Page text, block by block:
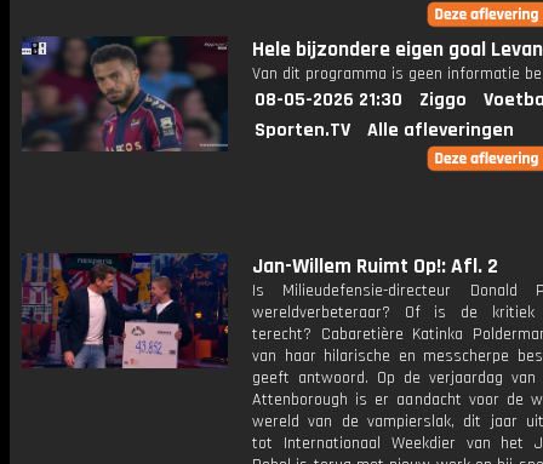
Hele bijzondere eigen goal
Van dit programma is geen informatie
08-05-2026 21:30 Ziggo
Sporten.TV
Alle afleveringen
Jan-Willem Ruimt Op!: Afl. 2
Is Milieudefensie-directeur Donald
wereldverbeteraar? Of is de
terecht? Cabaretière Katinka
van haar hilarische en messcherpe
geeft antwoord. Op de verjaardag van
Attenborough is er aandacht voor de
wereld van de vampierslak, dit jaar
tot Internationaal Weekdier van het